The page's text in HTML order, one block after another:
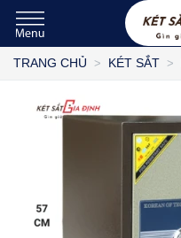
TRANG CHỦ KÉT SẮT